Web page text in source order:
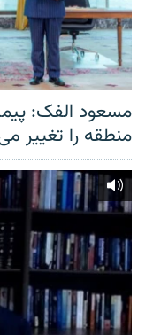
مسعود الفک:
منطقه را تغییر